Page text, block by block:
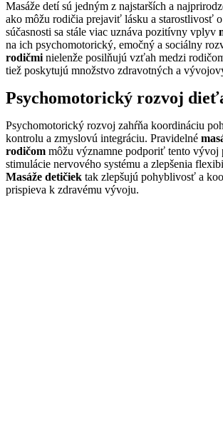
Masáže detí sú jedným z najstarších a
ako môžu rodičia prejaviť lásku a starostlivosť
súčasnosti sa stále viac uznáva pozitívny vplyv
na ich psychomotorický, emočný a sociálny
rodičmi nielenže posilňujú vzťah medzi
tiež poskytujú množstvo zdravotných a
Psychomotorický rozvoj
Psychomotorický rozvoj zahŕňa koordináciu
kontrolu a zmyslovú integráciu. Pravidelné
rodičom môžu významne podporiť tento vývoj
stimulácie nervového systému a zlepšenia
Masáže detičiek tak zlepšujú pohyblivosť a
prispieva k zdravému vývoju.